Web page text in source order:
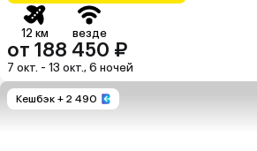
12 км везде
от 188 450 ₽
7 окт. - 13 окт., 6 ночей
Кешбэк + 2 490